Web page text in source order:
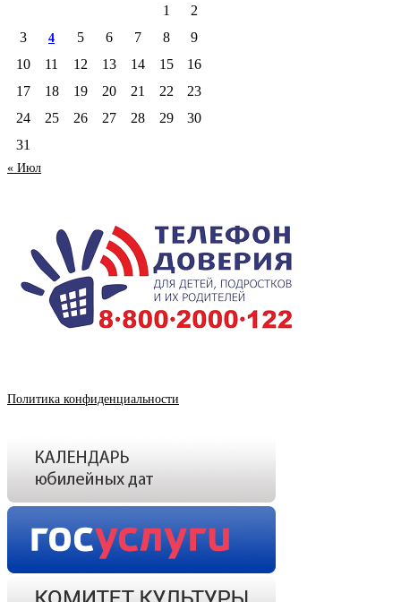
1
2
3
4 5 6 7 8
9
10
11 12 13 14 15
16
17
18 19 20 21 22
23
24
25 26 27 28 29
30
31
« Июл
Политика конфиденциальности